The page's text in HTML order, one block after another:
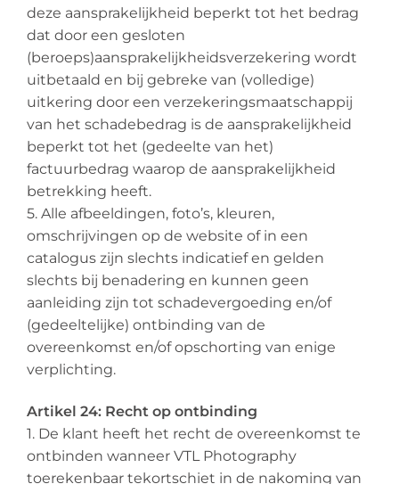
deze aansprakelijkheid beperkt tot het bedrag
dat door een gesloten
(beroeps)aansprakelijkheidsverzekering wordt
uitbetaald en bij gebreke van (volledige)
uitkering door een verzekeringsmaatschappij
van het schadebedrag is de aansprakelijkheid
beperkt tot het (gedeelte van het)
factuurbedrag waarop de aansprakelijkheid
betrekking heeft.
5. Alle afbeeldingen, foto’s, kleuren,
omschrijvingen op de website of in een
catalogus zijn slechts indicatief en gelden
slechts bij benadering en kunnen geen
aanleiding zijn tot schadevergoeding en/of
(gedeeltelijke) ontbinding van de
overeenkomst en/of opschorting van enige
verplichting.
Artikel 24: Recht op ontbinding
1. De klant heeft het recht de overeenkomst te
ontbinden wanneer VTL Photography
toerekenbaar tekortschiet in de nakoming van